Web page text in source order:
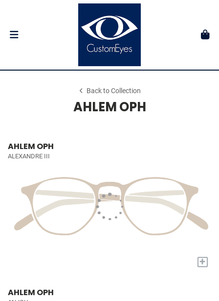
Back to Collection
AHLEM OPH
AHLEM OPH
ALEXANDRE III
+
AHLEM OPH